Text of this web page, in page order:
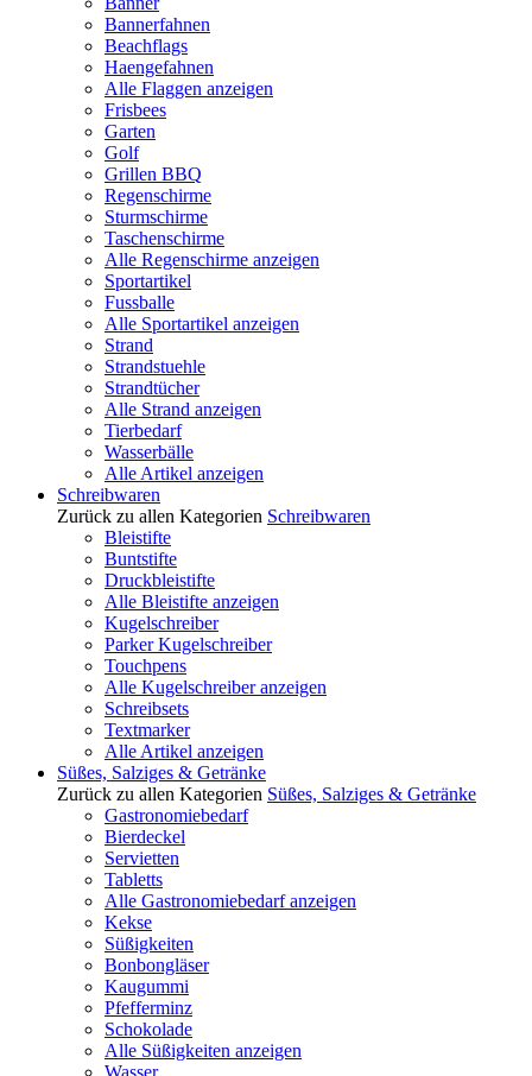
Bannerfahnen
Beachflags
Haengefahnen
Alle Flaggen anzeigen
Frisbees
Garten
Golf
Grillen BBQ
Regenschirme
Sturmschirme
Taschenschirme
Alle Regenschirme anzeigen
Sportartikel
Fussballe
Alle Sportartikel anzeigen
Strand
Strandstuehle
Strandtücher
Alle Strand anzeigen
Tierbedarf
Wasserbälle
Alle Artikel anzeigen
Schreibwaren
Zurück zu allen Kategorien Schreibwaren
Bleistifte
Buntstifte
Druckbleistifte
Alle Bleistifte anzeigen
Kugelschreiber
Parker Kugelschreiber
Touchpens
Alle Kugelschreiber anzeigen
Schreibsets
Textmarker
Alle Artikel anzeigen
Süßes, Salziges & Getränke
Zurück zu allen Kategorien Süßes, Salziges & Getränke
Gastronomiebedarf
Bierdeckel
Servietten
Tabletts
Alle Gastronomiebedarf anzeigen
Kekse
Süßigkeiten
Bonbongläser
Kaugummi
Pfefferminz
Schokolade
Alle Süßigkeiten anzeigen
Wasser